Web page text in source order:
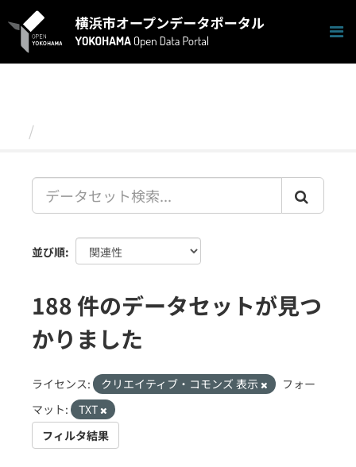
キ
並び順
188 件のデータセットが見つ
かりました
ライセンス: クリエイティブ・コモンズ 表示
フォー
マット:
TXT
フィルタ結果